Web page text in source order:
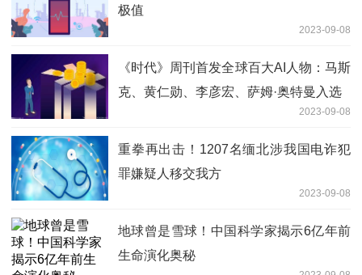
极值
2023-09-08
《时代》周刊首发全球百大AI人物：马斯
克、黄仁勋、李彦宏、萨姆·奥特曼入选
2023-09-08
重拳再出击！1207名缅北涉我国电诈犯
罪嫌疑人移交我方
2023-09-08
地球曾是雪球！中国科学家揭示6亿年前
生命演化奥秘